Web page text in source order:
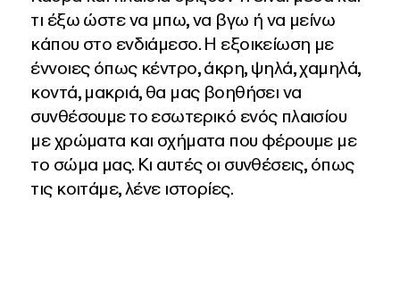
τι έξω ώστε να μπω, να βγω ή να μείνω
κάπου στο ενδιάμεσο. Η εξοικείωση με
έννοιες όπως κέντρο, άκρη, ψηλά, χαμηλά,
κοντά, μακριά, θα μας βοηθήσει να
συνθέσουμε το εσωτερικό ενός πλαισίου
με χρώματα και σχήματα που φέρουμε με
το σώμα μας. Κι αυτές οι συνθέσεις, όπως
τις κοιτάμε, λένε ιστορίες.